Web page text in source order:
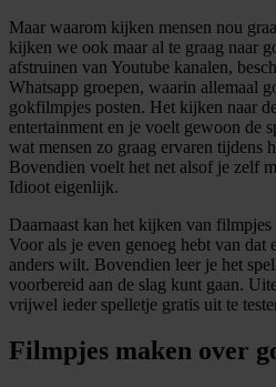
Maar waarom kijken mensen nou
kijken we ook maar al te graag naar
afstruinen van Youtube kanalen,
Whatsapp groepen, waarin allemaal
gokfilmpjes posten. Het kijken naar
entertainment en je voelt gewoon de
wat mensen zo graag ervaren tijdens
Bovendien voelt het net alsof je zelf
Idioot eigenlijk.
Daarnaast kan het kijken van
Voor als je even genoeg hebt van dat
anders wilt. Bovendien leer je het
voorbereid aan de slag kunt gaan.
vrijwel ieder spelletje gratis uit te
Filmpjes maken over